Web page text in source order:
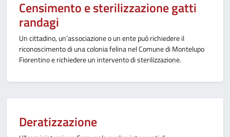
Censimento e sterilizzazione gatti
randagi
Un cittadino, un’associazione o un ente può richiedere il
riconoscimento di una colonia felina nel Comune di Montelupo
Fiorentino e richiedere un intervento di sterilizzazione.
Deratizzazione